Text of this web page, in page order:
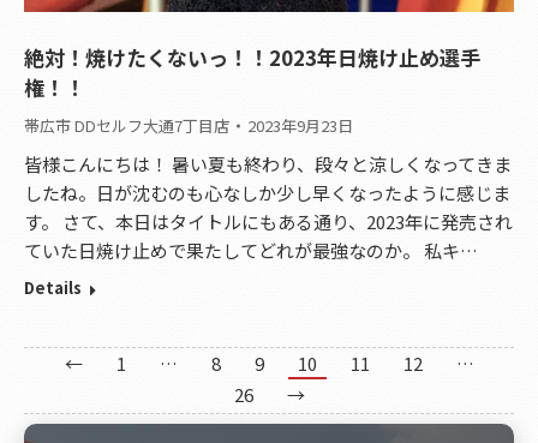
絶対！焼けたくないっ！！2023年日焼け止め選手
権！！
帯広市 DDセルフ大通7丁目店 2023年9月23日
皆様こんにちは！ 暑い夏も終わり、段々と涼しくなってきま
したね。日が沈むのも心なしか少し早くなったように感じま
す。 さて、本日はタイトルにもある通り、2023年に発売され
ていた日焼け止めで果たしてどれが最強なのか。 私キ…
Details
← 1 … 8 9 10 11 12
…
26
→